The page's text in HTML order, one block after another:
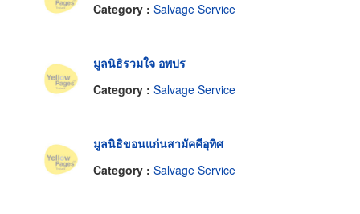
Category : Salvage Service
มูลนิธิรวมใจ อพปร
Category : Salvage Service
มูลนิธิขอนแก่นสามัคคีอุทิศ
Category : Salvage Service